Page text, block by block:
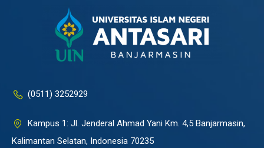
(0511) 3252929
Kampus 1: Jl. Jenderal Ahmad Yani Km. 4,5 Banjarmasin,
Kalimantan Selatan, Indonesia 70235